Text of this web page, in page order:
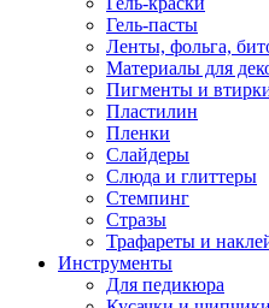
Гель-пасты
Ленты, фольга,
Материалы для
Пигменты и
Пластилин
Пленки
Слайдеры
Слюда и глиттеры
Стемпинг
Стразы
Трафареты и
Инструменты
Для педикюра